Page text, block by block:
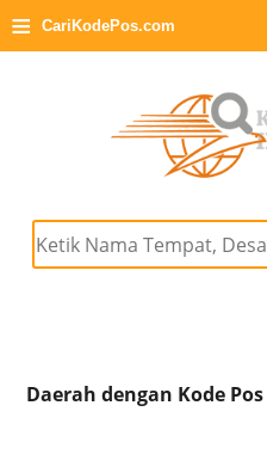
≡ CariKodePos.com
Daerah dengan Kode Pos